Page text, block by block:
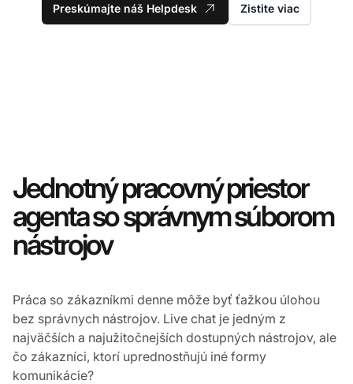
Preskúmajte náš Helpdesk Zistite viac
Jednotný pracovný priestor
agenta so správnym súborom
nástrojov
Práca so zákazníkmi denne môže byť ťažkou úlohou
bez správnych nástrojov. Live chat je jedným z
najväčších a najužitočnejších dostupných nástrojov, ale
čo zákazníci, ktorí uprednostňujú iné formy
komunikácie?